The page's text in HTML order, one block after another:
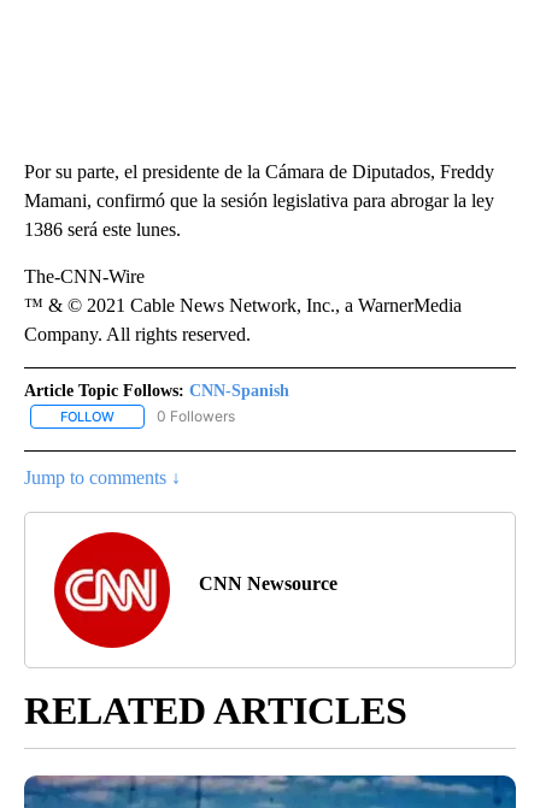
Por su parte, el presidente de la Cámara de Diputados, Freddy
Mamani, confirmó que la sesión legislativa para abrogar la ley
1386 será este lunes.
The-CNN-Wire
™ & © 2021 Cable News Network, Inc., a WarnerMedia
Company. All rights reserved.
Article Topic Follows: CNN-Spanish
FOLLOW FOLLOW "CNN-SPANISH" TO RECEIVE NOTIFICATIONS ABOUT
0 Followers
Jump to comments ↓
CNN Newsource
RELATED ARTICLES